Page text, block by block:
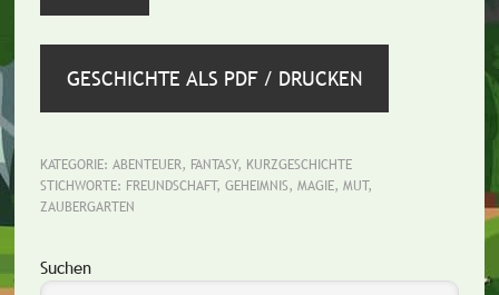
GESCHICHTE ALS PDF / DRUCKEN
KATEGORIE: ABENTEUER, FANTASY, KURZGESCHICHTE
STICHWORTE: FREUNDSCHAFT, GEHEIMNIS, MAGIE, MUT,
ZAUBERGARTEN
Seitenspalte
Suchen